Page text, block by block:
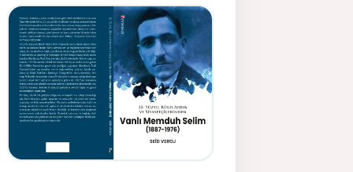
Gazeteci, Yazar, Hukukçu ve
Siyasetçi Kimliğiyle
Mevlanzade Rıfat - Seîd
Veroj